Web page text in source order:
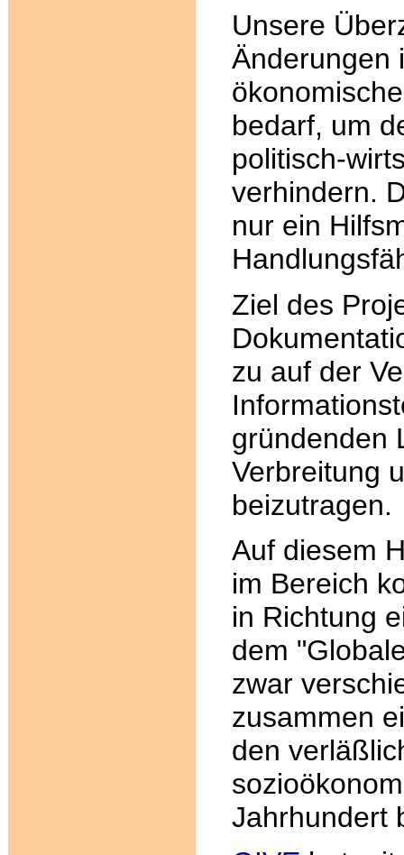
Unsere
Änderungen
bedarf, um
politisch-
verhindern.
nur ein
Ziel des
zu auf der
gründenden
Verbreitung
beizutragen.
Auf diesem
im Bereich
in Richtung
dem
zwar
zusammen
den
Jahrhundert